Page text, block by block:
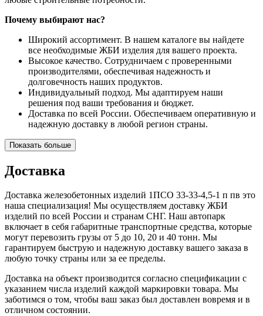
Почему выбирают нас?
Широкий ассортимент. В нашем каталоге вы найдете
все необходимые ЖБИ изделия для вашего проекта.
Высокое качество. Сотрудничаем с проверенными
производителями, обеспечивая надежность и
долговечность наших продуктов.
Индивидуальный подход. Мы адаптируем наши
решения под ваши требования и бюджет.
Доставка по всей России. Обеспечиваем оперативную и
надежную доставку в любой регион страны.
Показать больше
Доставка
Доставка железобетонных изделий 1ПСО 33-33-4,5-1 п пв это
наша специализация! Мы осуществляем доставку ЖБИ
изделий по всей России и странам СНГ. Наш автопарк
включает в себя габаритные транспортные средства, которые
могут перевозить грузы от 5 до 10, 20 и 40 тонн. Мы
гарантируем быструю и надежную доставку вашего заказа в
любую точку страны или за ее пределы.
Доставка на объект производится согласно спецификации с
указанием числа изделий каждой маркировки товара. Мы
заботимся о том, чтобы ваш заказ был доставлен вовремя и в
отличном состоянии.